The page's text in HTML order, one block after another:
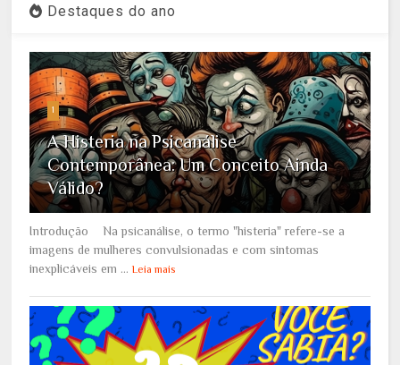
Destaques do ano
1
A Histeria na Psicanálise
Contemporânea: Um Conceito Ainda
Válido?
Introdução Na psicanálise, o termo "histeria" refere-se a
imagens de mulheres convulsionadas e com sintomas
inexplicáveis em ... Leia mais